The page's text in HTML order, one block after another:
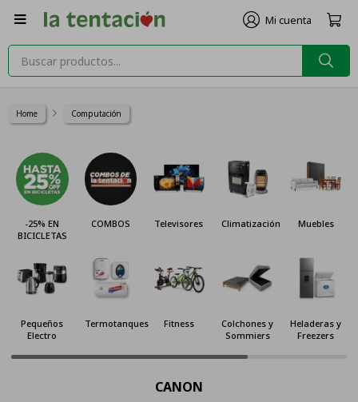

Home Computación
-25% EN
BICICLETAS
COMBOS Televisores Climatización Muebles
Pequeños
Electro
Termotanques Fitness
Colchones y
Sommiers
Heladeras y
Freezers
CANON